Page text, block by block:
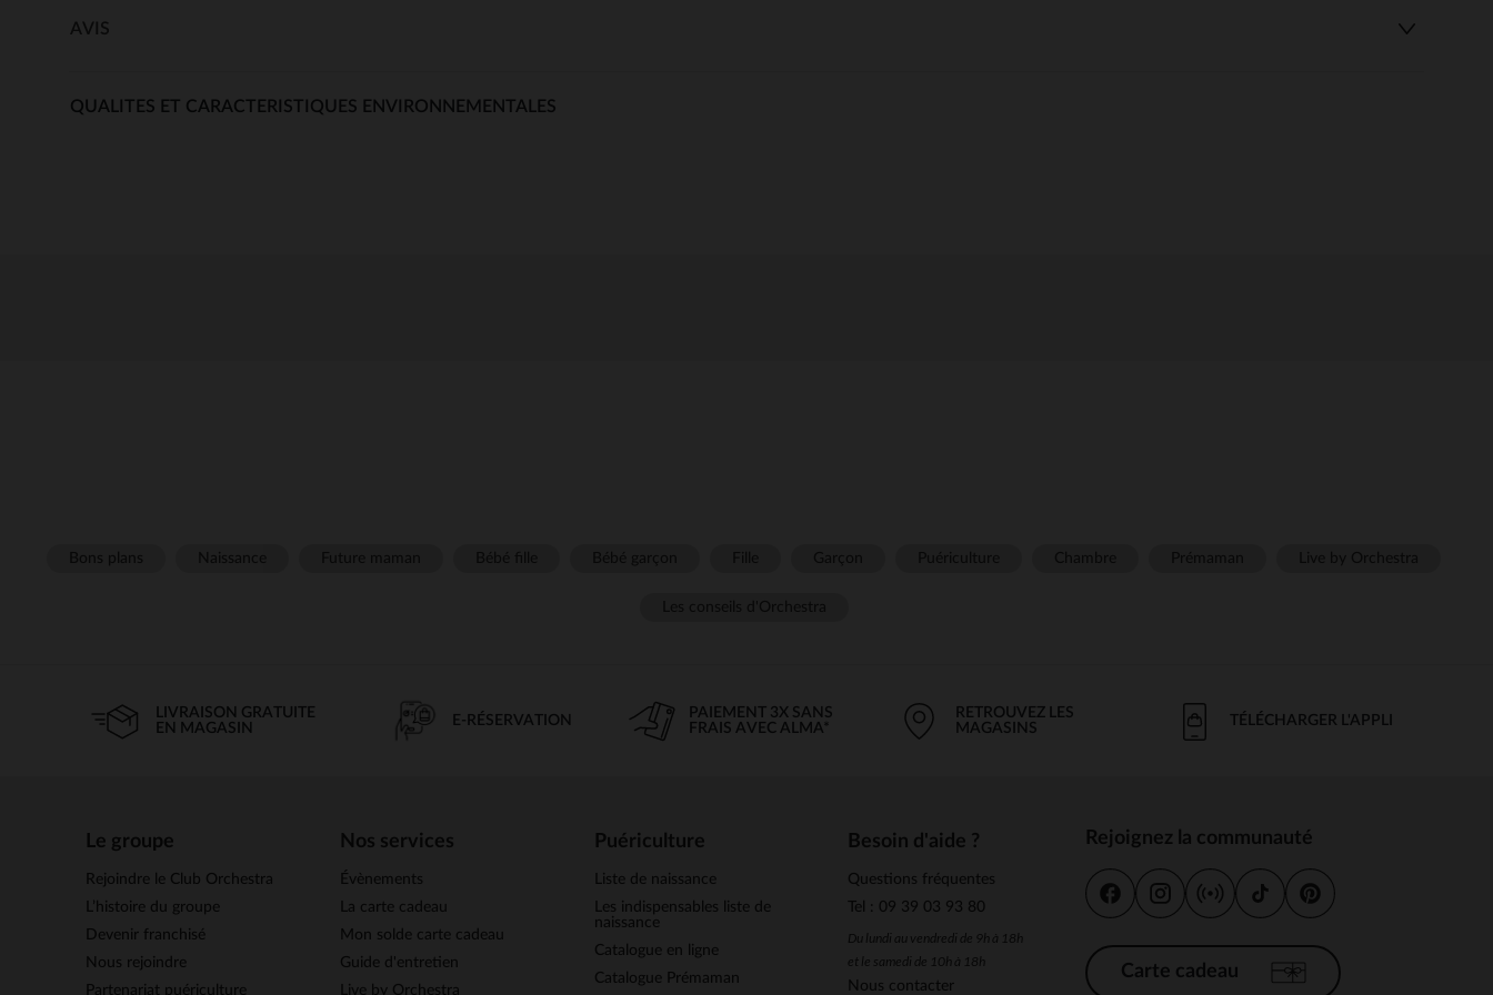
AVIS
QUALITES ET CARACTERISTIQUES ENVIRONNEMENTALES
LIVRAISON GRATUITE
EN MAGASIN
E-RÉSERVATION
PAIEMENT 3X SANS
FRAIS AVEC ALMA*
RETROUVEZ LES
MAGASINS
TÉLÉCHARGER L'APPLI
Le groupe
Rejoindre le Club Orchestra
L’histoire du groupe
Devenir franchisé
Nous rejoindre
Partenariat puériculture
Nos services
Évènements
La carte cadeau
Mon solde carte cadeau
Guide d'entretien
Live by Orchestra
Puériculture
Liste de naissance
Les indispensables liste de
naissance
Catalogue en ligne
Catalogue Prémaman
Besoin d'aide ?
Questions fréquentes
Tel : 09 39 03 93 80
Du lundi au vendredi de 9h à 18h
et le samedi de 10h à 18h
Nous contacter
Rejoignez la communauté
Carte cadeau